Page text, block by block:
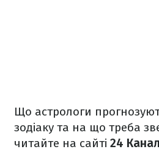
Що астрологи
зодіаку та на що треба
читайте на сайті 24